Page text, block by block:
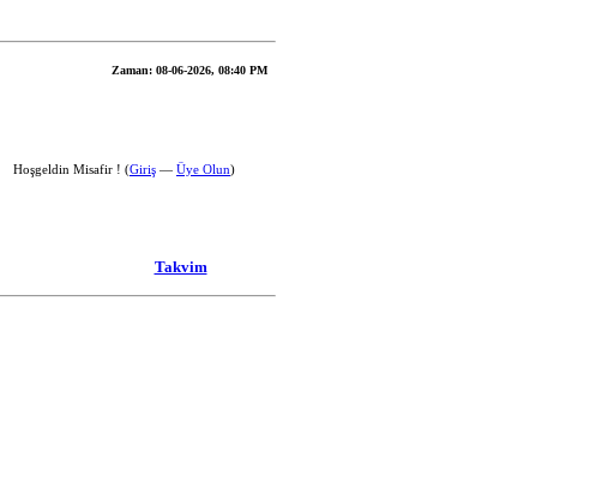
Zaman: 08-06-2026, 08:40 PM
Hoşgeldin Misafir ! (Giriş — Üye Olun)
Takvim